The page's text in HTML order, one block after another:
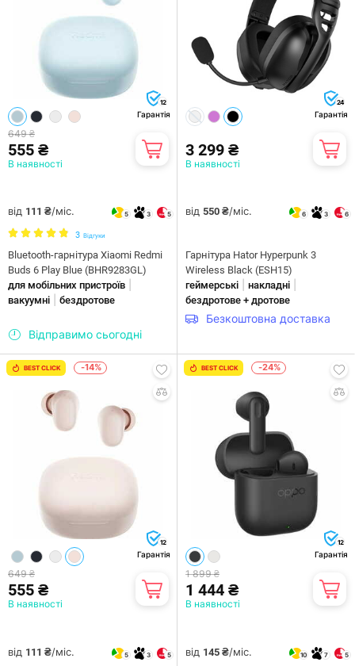
12
Гарантія
649 ₴
555 ₴
В наявності
від 111 ₴/міс. 5 3 5
3 Відгуки
Bluetooth-гарнітура Xiaomi Redmi
Buds 6 Play Blue (BHR9283GL)
для мобільних пристроїв
вакуумні бездротове
Відправимо сьогодні
24
Гарантія
3 299 ₴
В наявності
від 550 ₴/міс. 6 3 6
Гарнiтура Hator Hyperpunk 3
Wireless Black (ESH15)
геймерські
накладні
бездротове + дротове
Безкоштовна доставка
BEST CLICK -14%
12
Гарантія
649 ₴
555 ₴
В наявності
від 111 ₴/міс. 5 3 5
BEST CLICK -24%
12
Гарантія
1 899 ₴
1 444 ₴
В наявності
від 145 ₴/міс. 10 7 5